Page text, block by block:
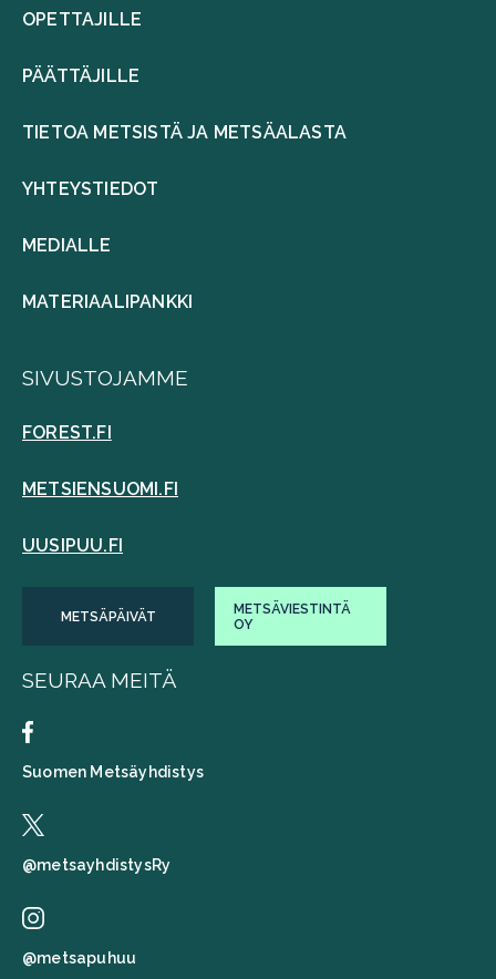
OPETTAJILLE
PÄÄTTÄJILLE
TIETOA METSISTÄ JA METSÄALASTA
YHTEYSTIEDOT
MEDIALLE
MATERIAALIPANKKI
SIVUSTOJAMME
FOREST.FI
METSIENSUOMI.FI
UUSIPUU.FI
METSÄPÄIVÄT
METSÄVIESTINTÄ
OY
SEURAA MEITÄ
Suomen Metsäyhdistys
@metsayhdistysRy
@metsapuhuu